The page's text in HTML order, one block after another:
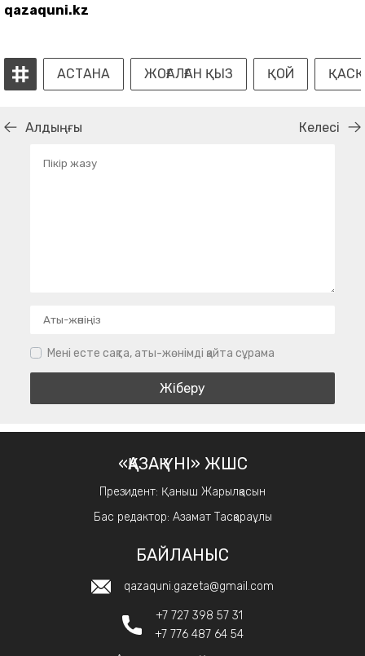
qazaquni.kz
АСТАНА ЖОҒАЛҒАН ҚЫЗ ҚОЙ
Алдыңғы Келесі
Мені есте сақта, аты-жөнімді қайта сұрама
«ҚАЗАҚ ҮНІ» ЖШС
Президент: Қаныш Жарылқасын
Бас редактор: Азамат Тасқараұлы
БАЙЛАНЫС
qazaquni.gazeta@gmail.com
+7 727 398 57 31
+7 776 487 64 54